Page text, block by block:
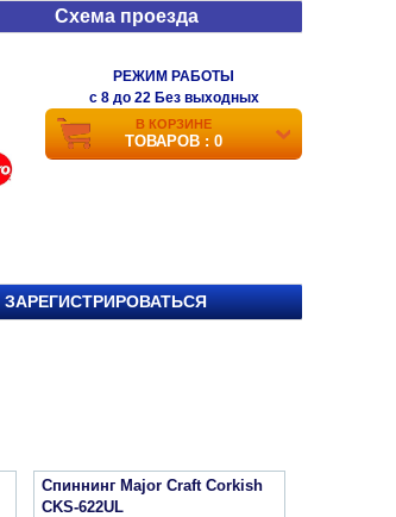
Схема проезда
РЕЖИМ РАБОТЫ
c 8 до 22 Без выходных
В КОРЗИНЕ
ТОВАРОВ : 0
ЗАРЕГИСТРИРОВАТЬСЯ
Спиннинг Major Craft Corkish
CKS-622UL